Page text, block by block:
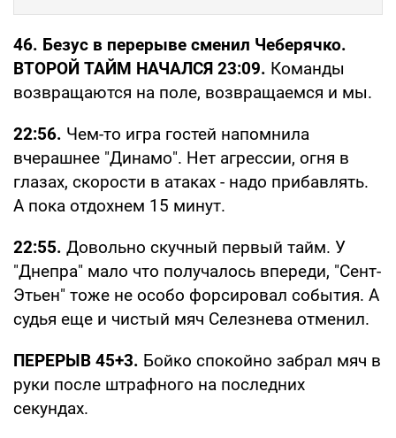
46. Безус в перерыве сменил Чеберячко.
ВТОРОЙ ТАЙМ НАЧАЛСЯ 23:09. Команды
возвращаются на поле, возвращаемся и мы.
22:56. Чем-то игра гостей напомнила
вчерашнее "Динамо". Нет агрессии, огня в
глазах, скорости в атаках - надо прибавлять.
А пока отдохнем 15 минут.
22:55. Довольно скучный первый тайм. У
"Днепра" мало что получалось впереди, "Сент-
Этьен" тоже не особо форсировал события. А
судья еще и чистый мяч Селезнева отменил.
ПЕРЕРЫВ 45+3. Бойко спокойно забрал мяч в
руки после штрафного на последних
секундах.